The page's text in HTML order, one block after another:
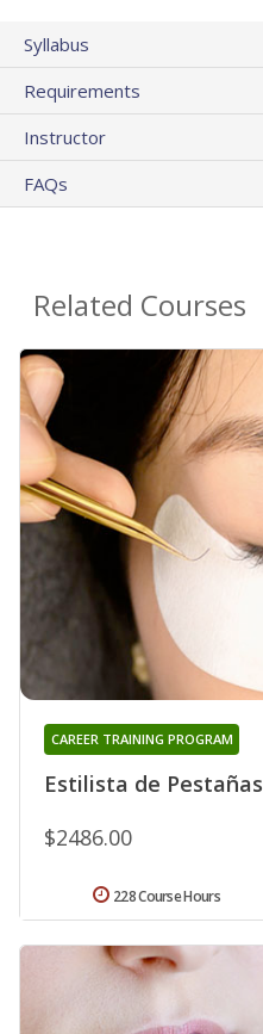
Syllabus
Requirements
Instructor
FAQs
Related Courses
Estilista de Pestañas
CAREER TRAINING PROGRAM
$2486.00
228 Course Hours